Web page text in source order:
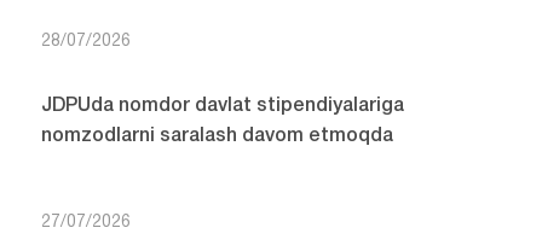
28/07/2026
JDPUda nomdor davlat stipendiyalariga
nomzodlarni saralash davom etmoqda
27/07/2026